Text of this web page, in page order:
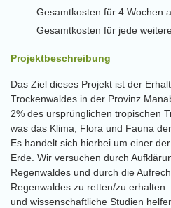
Gesamtkosten für 4 Wochen
Gesamtkosten für jede
Projektbeschreibung
Das Ziel dieses Projekt ist der
Trockenwaldes in der Provinz
2% des ursprünglichen tropischen
was das Klima, Flora und Fauna
Es handelt sich hierbei um einer
Erde. Wir versuchen durch
Regenwaldes und durch die
Regenwaldes zu retten/zu
und wissenschaftliche Studien